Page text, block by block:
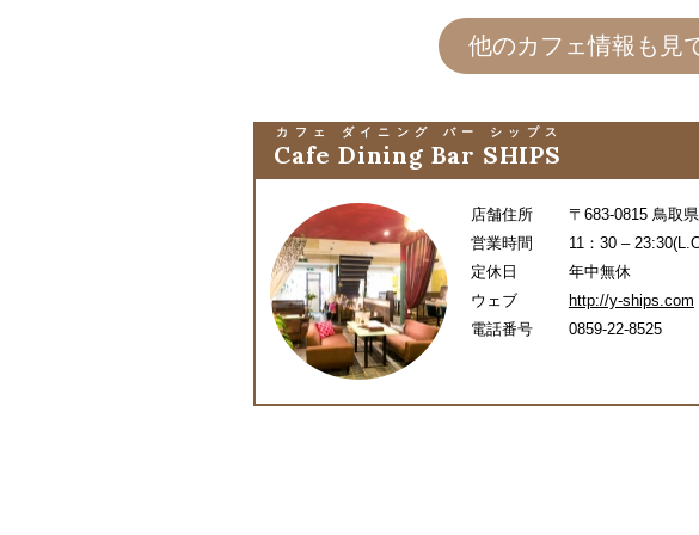
他のカフェ情報も見
Cafe Dining Bar SHIPS
カフェ ダイニング バー シップス
店舗住所
〒683-0815 鳥取
営業時間
11：30 –
定休日
年中無休
ウェブ
http://y-ships.com
電話番号
0859-22-8525